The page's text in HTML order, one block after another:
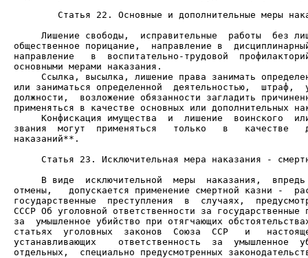
Статья 22. Основные и дополнительные меры
Лишение свободы,  исправительные  работы  без
общественное порицание,  направление в
направление   в  воспитательно-трудовой
Ссылка, высылка, лишение права занимать
или заниматься определенной  деятельностью,  штраф,
должности,  возложение обязанности загладить
Конфискация имущества  и  лишение  воинского
звания  могут  применяться   только   в   качестве
наказаний**.
Статья 23. Исключительная мера наказания -
В виде  исключительной  меры  наказания,
отмены,   допускается применение смертной казни -
государственные  преступления  в  случаях,
СССР Об уголовной ответственности за государственные
за  умышленное убийство при отягчающих
статьях  уголовных  законов  Союза  ССР   и
устанавливающих    ответственность  за  умышленное
отдельных,  специально предусмотренных